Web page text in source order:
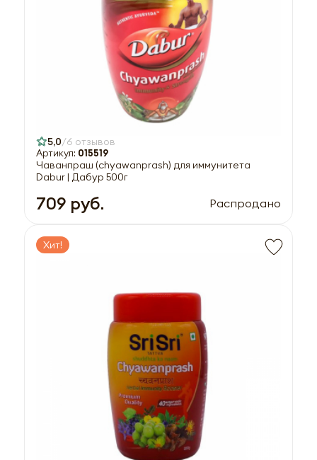
5,0 6 отзывов
Артикул: 015519
Чаванпраш (chyawanprash) для иммунитета
Dabur | Дабур 500г
709 руб. Распродано
Хит!